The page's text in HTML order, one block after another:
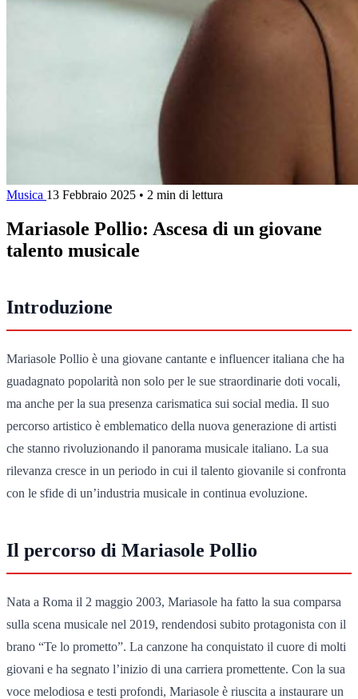
Musica 13 Febbraio 2025 • 2 min di lettura
Mariasole Pollio: Ascesa di un giovane
talento musicale
Introduzione
Mariasole Pollio è una giovane cantante e influencer italiana che ha
guadagnato popolarità non solo per le sue straordinarie doti vocali,
ma anche per la sua presenza carismatica sui social media. Il suo
percorso artistico è emblematico della nuova generazione di artisti
che stanno rivoluzionando il panorama musicale italiano. La sua
rilevanza cresce in un periodo in cui il talento giovanile si confronta
con le sfide di un’industria musicale in continua evoluzione.
Il percorso di Mariasole Pollio
Nata a Roma il 2 maggio 2003, Mariasole ha fatto la sua comparsa
sulla scena musicale nel 2019, rendendosi subito protagonista con il
brano “Te lo prometto”. La canzone ha conquistato il cuore di molti
giovani e ha segnato l’inizio di una carriera promettente. Con la sua
voce melodiosa e testi profondi, Mariasole è riuscita a instaurare un